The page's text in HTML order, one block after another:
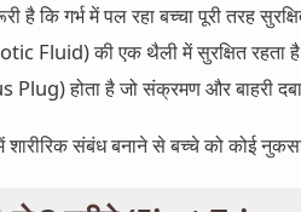
कि गर्भ में पल रहा बच्चा पूरी तरह
Fluid) की एक थैली में सुरक्षित रहता
होता है जो संक्रमण और बाहरी
शारीरिक संबंध बनाने से बच्चे को कोई